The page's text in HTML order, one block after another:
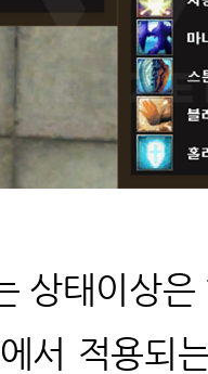
상태이상
서 적용되